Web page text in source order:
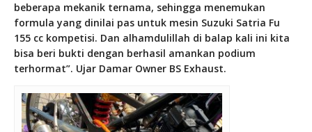
beberapa mekanik ternama, sehingga menemukan
formula yang dinilai pas untuk mesin Suzuki Satria Fu
155 cc kompetisi. Dan alhamdulillah di balap kali ini kita
bisa beri bukti dengan berhasil amankan podium
terhormat”. Ujar Damar Owner BS Exhaust.